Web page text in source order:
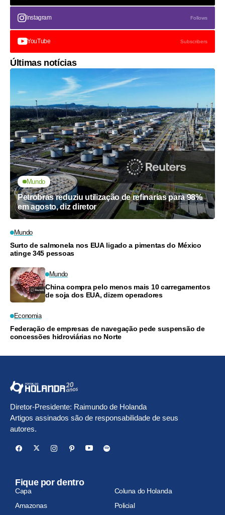
Instagram Follows
YouTube Subscribers
Últimas notícias
Mundo
Petrobras reduziu utilização de refinarias para 98%
em agosto, diz diretor
Mundo
Surto de salmonela nos EUA ligado a pimentas do México
atinge 345 pessoas
Mundo
China compra pelo menos mais 10 carregamentos
de soja dos EUA, dizem operadores
Economia
Federação de empresas de navegação pede suspensão de
concessões hidroviárias no Norte
Diretor-Presidente: Raimundo de Holanda
Artigos assinados são de responsabilidade de seus
autores.
Fique por dentro
Capa
Coluna do Holanda
Amazonas
Policial